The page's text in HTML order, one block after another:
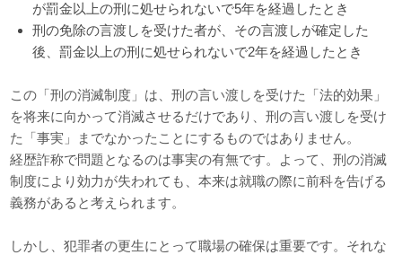
が罰金以上の刑に処せられないで5年を経過したとき
刑の免除の言渡しを受けた者が、その言渡しが確定した
後、罰金以上の刑に処せられないで2年を経過したとき
この「刑の消滅制度」は、刑の言い渡しを受けた「法的効果」
を将来に向かって消滅させるだけであり、刑の言い渡しを受け
た「事実」までなかったことにするものではありません。
経歴詐称で問題となるのは事実の有無です。よって、刑の消滅
制度により効力が失われても、本来は就職の際に前科を告げる
義務があると考えられます。
しかし、犯罪者の更生にとって職場の確保は重要です。それな